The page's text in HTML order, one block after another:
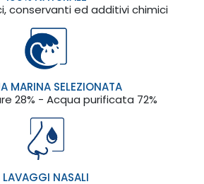
conservanti ed additivi chimici
MARINA SELEZIONATA
28% - Acqua purificata 72%
LAVAGGI NASALI